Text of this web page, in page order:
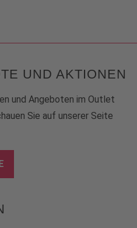
UND AKTIONEN
und Angeboten im Outlet
Sie auf unserer Seite